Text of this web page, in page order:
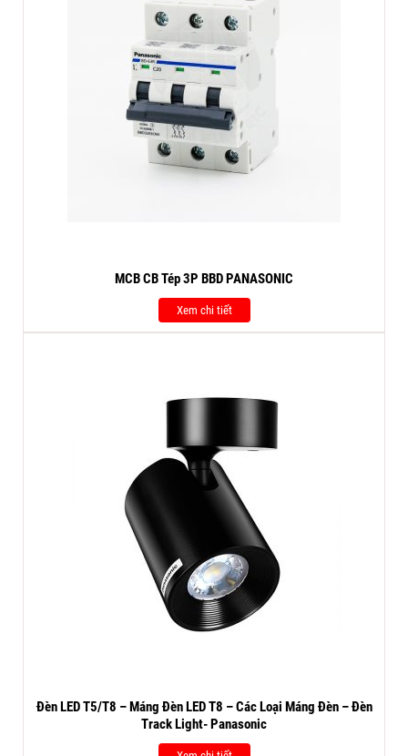
MCB CB Tép 3P BBD PANASONIC
Xem chi tiết
Đèn LED T5/T8 – Máng Đèn LED T8 – Các Loại Máng Đèn – Đèn
Track Light- Panasonic